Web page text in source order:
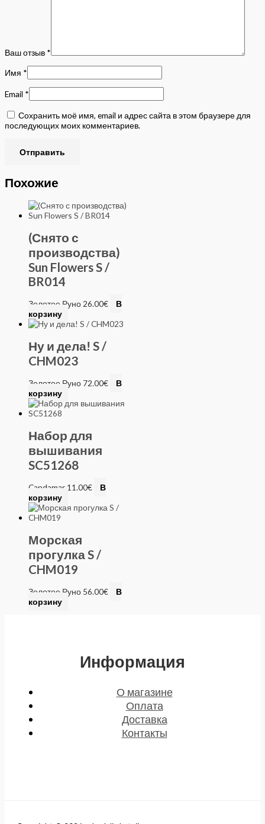
Ваш отзыв *
Имя *
Email *
Сохранить моё имя, email и адрес сайта в этом браузере для
последующих моих комментариев.
Похожие
(Снято с
производства)
Sun Flowers S /
BR014
Золотое Руно 26.00€
В
корзину
Ну и дела! S /
CHM023
Золотое Руно 72.00€
В
корзину
Набор для
вышивания
SC51268
Candamar 11.00€
В
корзину
Морская
прогулка S /
CHM019
Золотое Руно 56.00€
В
корзину
Информация
О магазине
Оплата
Доставка
Контакты